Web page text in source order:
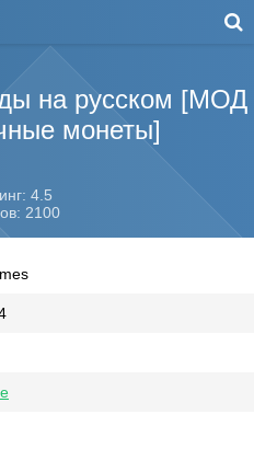
на русском [МОД
монеты]
4.5
2100